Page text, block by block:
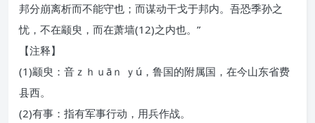
邦分崩离析而不能守也；而谋动干戈于邦内。吾恐季孙之
忧，不在颛臾，而在萧墙(12)之内也。”
【注释】
(1)颛臾：音ｚｈｕāｎ ｙú，鲁国的附属国，在今山东省费
县西。
(2)有事：指有军事行动，用兵作战。